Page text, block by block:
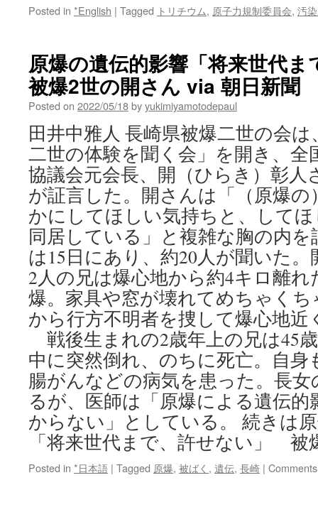
Posted in *English | Tagged トリチウム, 原子力規制委員会, 汚
原爆の遺伝的影響「将来世代
被爆2世の開さん via 朝日新聞
Posted on 2022/05/18byyukimiyamotodepaul
田井中雅人 長崎県被爆二世の会
二世の体験を聞く会」を開き、全
協議会元会長、開（ひらき）彰人
が証言した。開さんは「（原爆の
かにしてほしい気持ちと、して
同居している」と複雑な胸の内
は15日にあり、約20人が聞いた
2人の兄は爆心地から約4キロ離
爆。家具や窓が壊れてめちゃく
から行方不明者を捜して爆心地
戦後生まれの2歳年上の兄は45
中に突然倒れ、のちに死亡。自身
腸がんなどの病気を患った。長
るが、医師は「原爆による遺伝
からない」としている。 続きは
「将来世代まで、許せない」 被
Posted in *日本語 | Tagged 原爆, 被ばく , 遺伝, 長崎 |